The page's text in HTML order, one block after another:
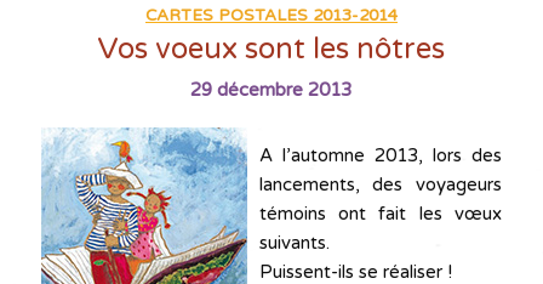
CARTES POSTALES 2013-2014
Vos voeux sont les nôtres
29 décembre 2013
A l’automne 2013, lors des
lancements, des voyageurs
témoins ont fait les vœux
suivants.
Puissent-ils se réaliser !